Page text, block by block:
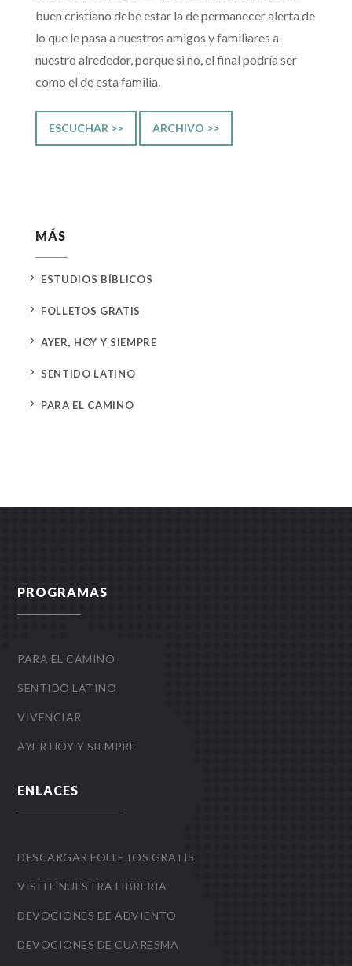
buen cristiano debe estar la de permanecer alerta de
lo que le pasa a nuestros amigos y familiares a
nuestro alrededor, porque si no, el final podría ser
como el de esta familia.
ESCUCHAR >> ARCHIVO >>
MÁS
5 ESTUDIOS BÍBLICOS
5 FOLLETOS GRATIS
5 AYER, HOY Y SIEMPRE
5 SENTIDO LATINO
5 PARA EL CAMINO
PROGRAMAS
PARA EL CAMINO
SENTIDO LATINO
VIVENCIAR
AYER HOY Y SIEMPRE
ENLACES
DESCARGAR FOLLETOS GRATIS
VISITE NUESTRA LIBRERIA
DEVOCIONES DE ADVIENTO
DEVOCIONES DE CUARESMA